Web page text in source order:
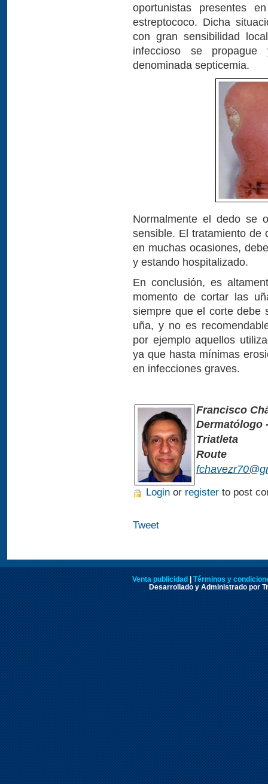
oportunistas presentes
estreptococo. Dicha
con gran sensibilidad
infeccioso se
denominada septicemia.
Normalmente el dedo se
sensible. El tratamiento de
en muchas ocasiones,
y estando hospitalizado.
En conclusión, es
momento de cortar las
siempre que el corte debe
uña, y no es
por ejemplo aquellos
ya que hasta mínimas
en infecciones graves.
Francisco
Dermatólogo
Triatleta
Route
Login or register to post
Tweet
Venta publicidad
Términos y
Desarrollado y Administrado por